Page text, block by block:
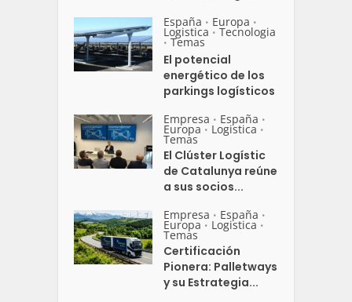
España • Europa •
Logistica • Tecnologia
• Temas
El potencial
energético de los
parkings logísticos
Empresa • España •
Europa • Logistica •
Temas
El Clúster Logístic
de Catalunya reúne
a sus socios...
Empresa • España •
Europa • Logistica •
Temas
Certificación
Pionera: Palletways
y su Estrategia...